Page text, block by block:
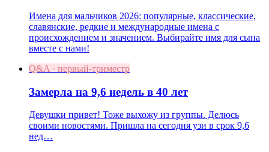
Имена для мальчиков 2026: популярные, классические,
славянские, редкие и международные имена с
происхождением и значением. Выбирайте имя для сына
вместе с нами!
Q&A · первый-триместр
Замерла на 9,6 недель в 40 лет
Девушки привет! Тоже выхожу из группы. Делюсь
своими новостями. Пришла на сегодня узи в срок 9,6
нед…